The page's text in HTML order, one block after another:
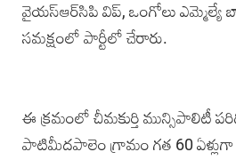
వైయస్‌ఆర్‌సిపి విప్, ఒంగోలు ఎమ్మెల్యే
సమక్షంలో పార్టీలో చేరారు.
ఈ క్రమంలో చీమకుర్తి మున్సిపాలిటీ
పాటిమీదపాలెం గ్రామం గత 60 ఏళ్లుగా